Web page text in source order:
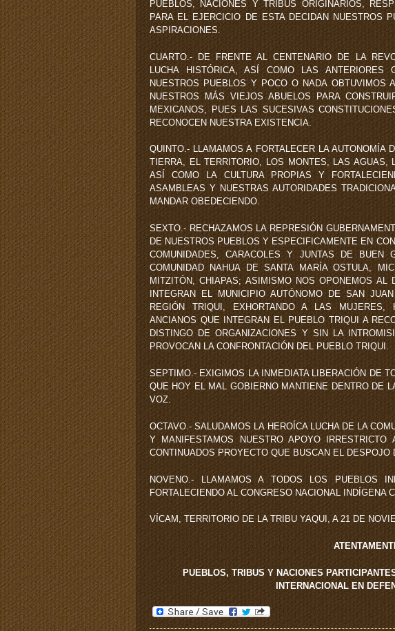
PUEBLOS, NACIONES Y TRIBUS ORIGINARIOS,
PARA EL EJERCICIO DE ESTA DECIDAN NUESTROS
ASPIRACIONES.
CUARTO.- DE FRENTE AL CENTENARIO DE LA
LUCHA HISTÓRICA, ASÍ COMO LAS ANTERIORES
NUESTROS PUEBLOS Y POCO O NADA OBTUVIMOS
NUESTROS MÁS VIEJOS ABUELOS PARA
MEXICANOS, PUES LAS SUCESIVAS
RECONOCEN NUESTRA EXISTENCIA.
QUINTO.- LLAMAMOS A FORTALECER LA AUTONOMÍA
TIERRA, EL TERRITORIO, LOS MONTES, LAS AGUAS,
ASÍ COMO LA CULTURA PROPIAS Y
ASAMBLEAS Y NUESTRAS AUTORIDADES
MANDAR OBEDECIENDO.
SEXTO.- RECHAZAMOS LA REPRESIÓN
DE NUESTROS PUEBLOS Y ESPECIFICAMENTE EN
COMUNIDADES, CARACOLES Y JUNTAS DE BUEN
COMUNIDAD NAHUA DE SANTA MARÍA OSTULA,
MITZITÓN, CHIAPAS; ASIMISMO NOS OPONEMOS AL
INTEGRAN EL MUNICIPIO AUTÓNOMO DE SAN
REGIÓN TRIQUI, EXHORTANDO A LAS
ANCIANOS QUE INTEGRAN EL PUEBLO TRIQUI A
DISTINGO DE ORGANIZACIONES Y SIN LA
PROVOCAN LA CONFRONTACIÓN DEL PUEBLO TRIQUI.
SEPTIMO.- EXIGIMOS LA INMEDIATA LIBERACIÓN DE
QUE HOY EL MAL GOBIERNO MANTIENE DENTRO DE
VOZ.
OCTAVO.- SALUDAMOS LA HEROÍCA LUCHA DE LA
Y MANIFESTAMOS NUESTRO APOYO
CONTINUADOS PROYECTO QUE BUSCAN EL DESPOJO
NOVENO.- LLAMAMOS A TODOS LOS PUEBLOS
FORTALECIENDO AL CONGRESO NACIONAL INDÍGENA
VÍCAM, TERRITORIO DE LA TRIBU YAQUI, A 21 DE
PUEBLOS, TRIBUS Y NACIONES
INTERNACIONAL EN